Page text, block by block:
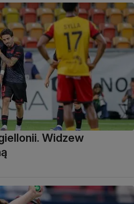
Widzew